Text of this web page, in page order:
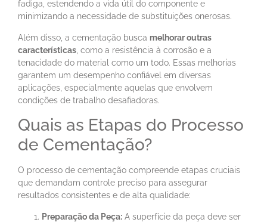
fadiga, estendendo a vida útil do componente e
minimizando a necessidade de substituições onerosas.
Além disso, a cementação busca melhorar outras
características , como a resistência à corrosão e a
tenacidade do material como um todo. Essas melhorias
garantem um desempenho confiável em diversas
aplicações, especialmente aquelas que envolvem
condições de trabalho desafiadoras.
Quais as Etapas do Processo
de Cementação?
O processo de cementação compreende etapas cruciais
que demandam controle preciso para assegurar
resultados consistentes e de alta qualidade:
Preparação da Peça: A superfície da peça deve ser